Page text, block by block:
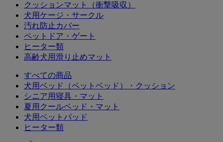
クッションマット（衝撃吸収）
犬用ケージ・サークル
汚れ防止カバー
ペットドア・ゲート
ヒーター類
高齢犬用滑り止めマット
すべての商品
犬用ベッド（ペットベッド）・クッション
シニア用寝具・マット
夏用クールベッド・マット
犬用ベットパッド
ヒーター類